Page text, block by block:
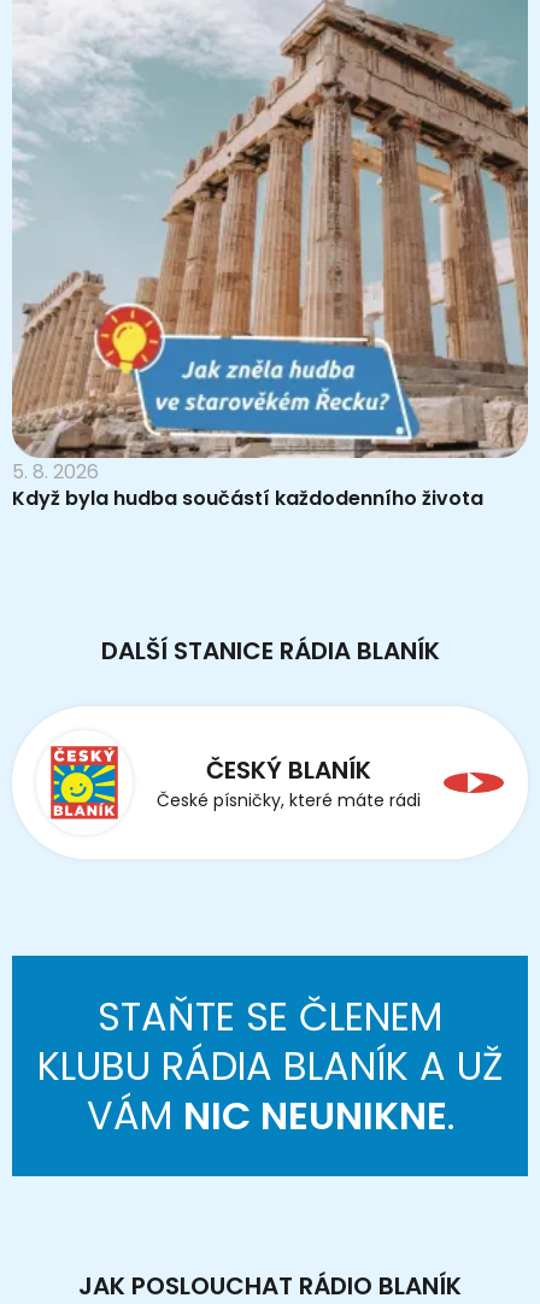
5. 8. 2026
Když byla hudba součástí každodenního života
DALŠÍ STANICE RÁDIA BLANÍK
ČESKÝ BLANÍK
České písničky, které máte rádi
STAŇTE SE ČLENEM
KLUBU RÁDIA BLANÍK A UŽ
VÁM NIC NEUNIKNE.
JAK POSLOUCHAT RÁDIO BLANÍK